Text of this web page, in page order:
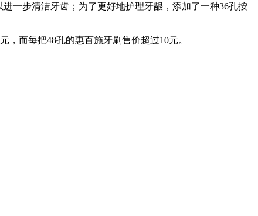
一步清洁牙齿；为了更好地护理牙龈，添加了一种36孔按
而每把48孔的惠百施牙刷售价超过10元。